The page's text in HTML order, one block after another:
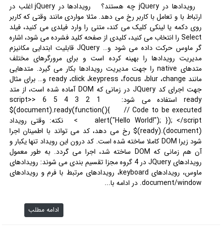
رویدادها در jQuery چه هستند؟ رویدادها در jQuery اغلب در
ارتباط با و تعامل با کاربر رخ می دهد. مثلا مواردی مانند وقتی که کاربر
روی دکمه یا لینکی کلیک می کند، متنی را وارد فیلدی می کنید، فیلد
Select را انتخاب می کنید، کلیدی از صفحه کلید فشرده می شود، اشاره
گر ماوس حرکت داده می شود و… JQuery قابلیت ابتدایی مکانیزم
مدیریت رویدادها را بهینه کرده است و برای مرورگرهای مختلف
متدهای native را جهت مدیریت رویدادها بکار می گیرد. متدهایی
مانند ready ،click ،keypress ،focus ،blur ،change و… برای مثال
جهت اجرای کد JQuery در زمانی که DOM آماده شده است، از متد
ready استفاده می شود: 1 2 3 4 5 6 <script>
$(document).ready(function(){ // Code to be executed
alert("Hello World!"); }); </script> نکته: وقتی رویداد
(document).(ready)$ رخ می دهد، کد می تواند با اطمینان اجرا
شود زیرا DOM کاملا ساخته شده است. کد درون این رویداد تنها یکبار و
آن هم زمانی که DOM ساخته شد، اجرا می گردد. به طور معمول
رویدادهای JQuery در 4 گروه مجزا تقسیم بندی می شوند: رویدادهای
ماوس، رویدادهای keyboard، رویدادهای مرتبط با فرم و رویدادهای
document/window. در ادامه با...
ادامه مطلب